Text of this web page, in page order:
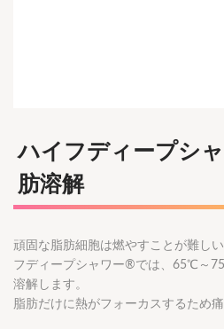
ハイフディープシ
肪溶解
頑固な脂肪細胞は燃やすことが難し
フディープシャワー®では、65℃～
溶解します。
脂肪だけに熱がフォーカスするため